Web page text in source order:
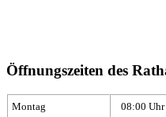
Öffnungszeiten des
Montag 08:00